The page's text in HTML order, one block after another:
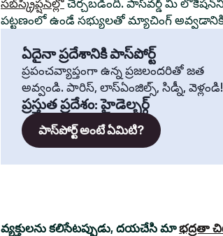
సబ్‌స్క్రిప్షన్‌ల్లో చేర్చబడింది. పాస్‌వర్డ్ మీ
పట్టణంలో ఉండే సభ్యులతో మ్యాచింగ్ అవ్వడానికి
ఏదైనా ప్రదేశానికి పాస్‌పోర్ట్
ప్రపంచవ్యాప్తంగా ఉన్న ప్రజలందరితో జత
అవ్వండి. పారిస్, లాస్‌ఏంజిల్స్, సిడ్నీ, వెళ్లండి!
ప్రస్తుత ప్రదేశం:హైడెల్బర్గ్
పాస్‌పోర్ట్ అంటే ఏమిటి?
వ్యక్తులను కలిసేటప్పుడు, దయచేసి మాభద్రతా